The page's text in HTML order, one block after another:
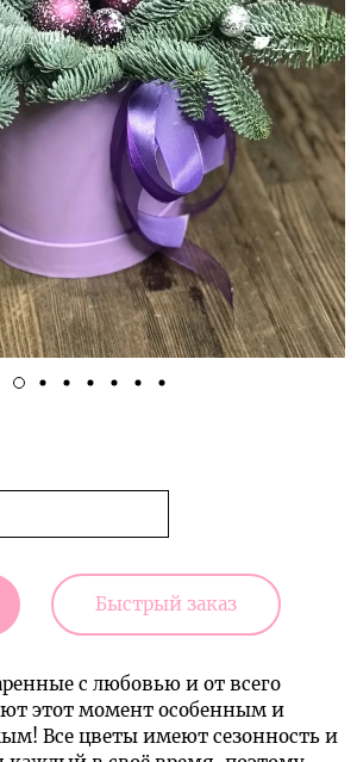
Быстрый заказ
с любовью и от всего
этот момент особенным и
Все цветы имеют сезонность и